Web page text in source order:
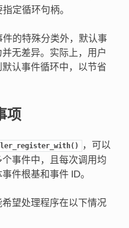
定循环句柄。
件的特殊分类外，默认事
无差异。实际上，用户
认事件循环中，以节省
项
，可以
事件中，且每次调用均
件根基和事件 ID。
望处理程序在以下情况